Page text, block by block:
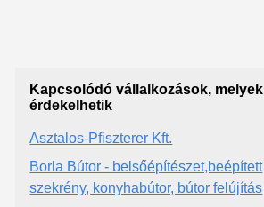
Kapcsolódó vállalkozások, melyek
érdekelhetik
Asztalos-Pfiszterer Kft.
Borla Bútor - belsőépítészet,beépített
szekrény, konyhabútor, bútor felújítás